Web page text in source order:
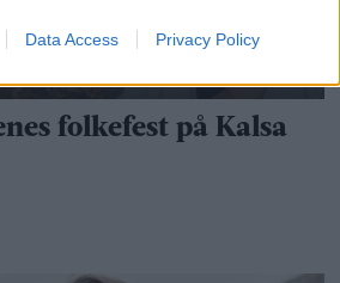
Data Access Privacy Policy